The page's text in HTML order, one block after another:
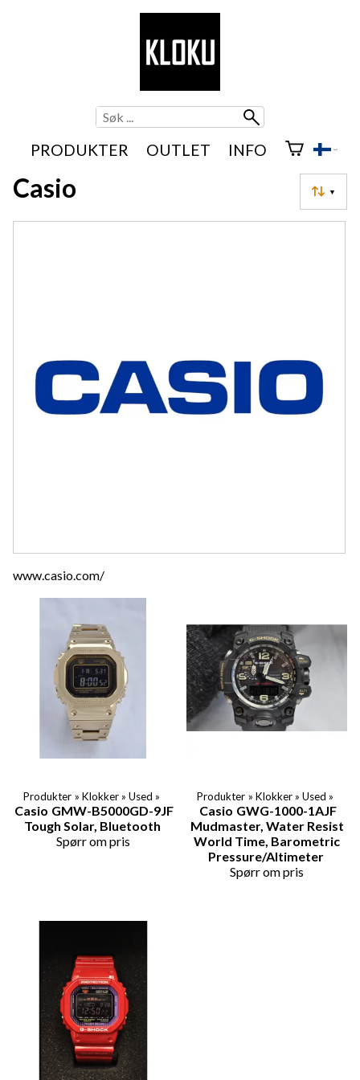
PRODUKTER OUTLET INFO
▼
Casio
www.casio.com/
Produkter ‪» Klokker‪» Used ‪»
Casio GMW-B5000GD-9JF
Tough Solar, Bluetooth
Spørr om pris
Produkter ‪» Klokker‪» Used ‪»
Casio GWG-1000-1AJF
Mudmaster, Water Resist
World Time, Barometric
Pressure/Altimeter
Spørr om pris